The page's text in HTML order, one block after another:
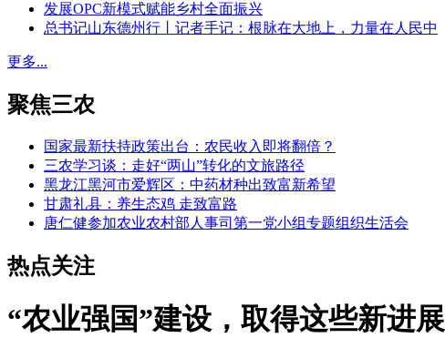
发展OPC新模式赋能乡村全面振兴
总书记山东德州行丨记者手记：根脉在大地上，力量在人民中
更多...
聚焦三农
国家最新扶持政策出台：农民收入即将翻倍？
三农学习谈：走好“两山”转化的文旅路径
黑龙江黑河市爱辉区：中药材种出致富新希望
甘肃礼县：养生态鸡 走致富路
唐仁健参加农业农村部人事司第一党小组专题组织生活会
热点关注
“农业强国”建设，取得这些新进展